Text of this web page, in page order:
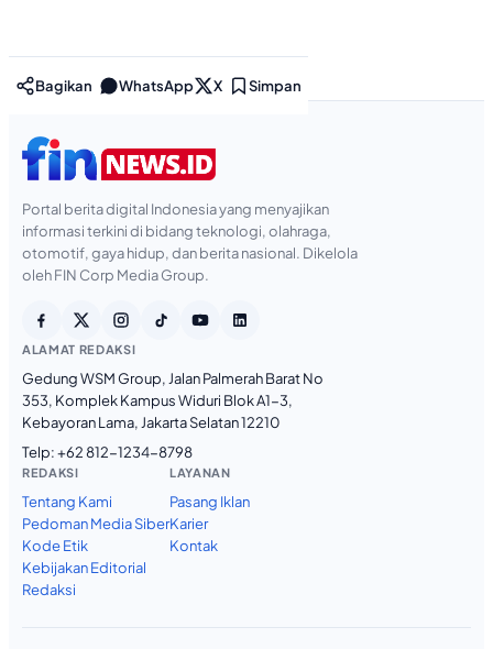
Bagikan WhatsApp X Simpan
Portal berita digital Indonesia yang menyajikan
informasi terkini di bidang teknologi, olahraga,
otomotif, gaya hidup, dan berita nasional. Dikelola
oleh FIN Corp Media Group.
ALAMAT REDAKSI
Gedung WSM Group, Jalan Palmerah Barat No
353, Komplek Kampus Widuri Blok A1-3,
Kebayoran Lama, Jakarta Selatan 12210
Telp:+62 812-1234-8798
REDAKSI
Tentang Kami
Pedoman Media Siber
Kode Etik
Kebijakan Editorial
Redaksi
LAYANAN
Pasang Iklan
Karier
Kontak